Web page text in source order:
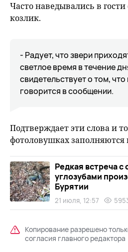
Часто наведывались в
козлик.
- Радует, что звери
светлое время в течение
свидетельствует о том,
говорится в сообщении.
Подтверждает эти слова и
фотоловушках
Редкая встреча с
углозубами
Бурятии
21 июля, 12:57
Копирование разрешено
согласия главного редактора